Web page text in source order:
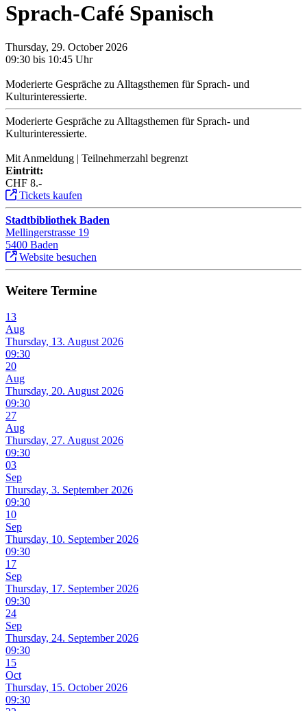
Sprach-Café Spanisch
Thursday, 29. October 2026
09:30 bis 10:45 Uhr
Moderierte Gespräche zu Alltagsthemen für Sprach- und
Kulturinteressierte.
Moderierte Gespräche zu Alltagsthemen für Sprach- und
Kulturinteressierte.
Mit Anmeldung | Teilnehmerzahl begrenzt
Eintritt:
CHF 8.-
Tickets kaufen
Stadtbibliothek Baden
Mellingerstrasse 19
5400 Baden
Website besuchen
Weitere Termine
13
Aug
Thursday, 13. August 2026
09:30
20
Aug
Thursday, 20. August 2026
09:30
27
Aug
Thursday, 27. August 2026
09:30
03
Sep
Thursday, 3. September 2026
09:30
10
Sep
Thursday, 10. September 2026
09:30
17
Sep
Thursday, 17. September 2026
09:30
24
Sep
Thursday, 24. September 2026
09:30
15
Oct
Thursday, 15. October 2026
09:30